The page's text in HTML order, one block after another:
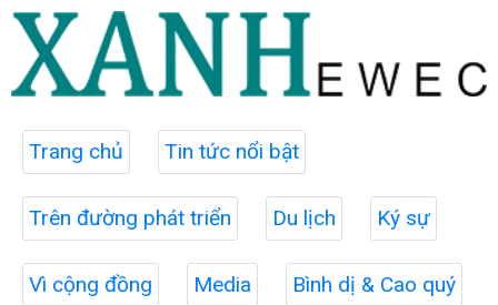
Trang chủ Tin tức nổi bật
Trên đường phát triển Du lịch Ký sự
Vì cộng đồng Media Bình dị & Cao quý